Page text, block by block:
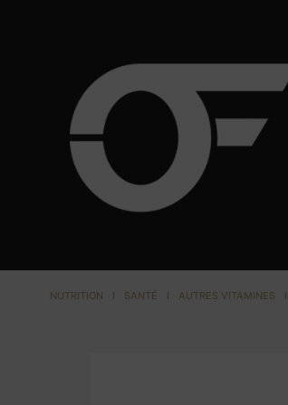
NUTRITION I SANTÉ I AUTRES VITAMINES I